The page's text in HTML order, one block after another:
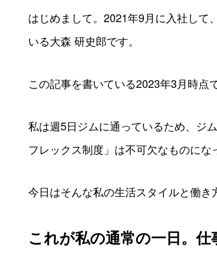
はじめまして。2021年9月に入社して
いる大森 研史郎です。
この記事を書いている2023年3月時点
私は週5日ジムに通っているため、ジ
フレックス制度」は不可欠なものにな
今日はそんな私の生活スタイルと働き
これが私の通常の一日。